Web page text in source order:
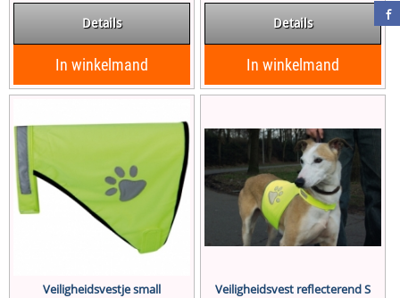
Details
In winkelmand
Details
In winkelmand
Veiligheidsvestje small Veiligheidsvest reflecterend S